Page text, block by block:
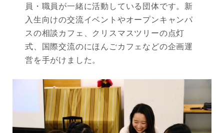
員・職員が一緒に活動している団体です。新
入生向けの交流イベントやオープンキャンパ
スの相談カフェ、クリスマスツリーの点灯
式、国際交流のにほんごカフェなどの企画運
営を手がけました。